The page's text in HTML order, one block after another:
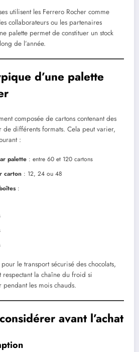
utilisent les Ferrero Rocher comme
collaborateurs ou les partenaires
palette permet de constituer un stock
de l’année.
d’une palette
composée de cartons contenant des
de différents formats. Cela peut varier,
:
palette : entre 60 et 120 cartons
carton : 12, 24 ou 48
:
pour le transport sécurisé des chocolats,
respectant la chaîne du froid si
les mois chauds.
avant l’achat